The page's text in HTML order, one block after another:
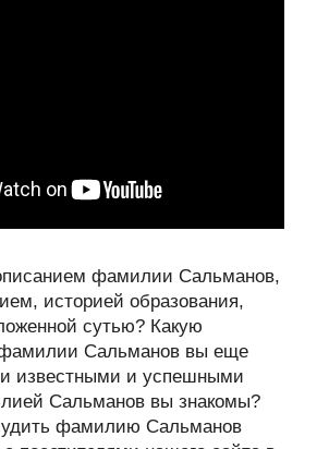
фамилии Сальманов,
историей образования,
сутью? Какую
Сальманов вы еще
известными и успешными
Сальманов вы знакомы?
фамилию Сальманов